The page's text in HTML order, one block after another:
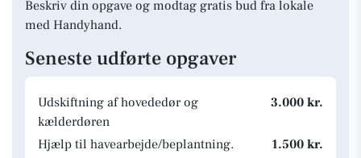
Beskriv din opgave og modtag gratis bud fra lokale
med Handyhand.
Seneste udførte opgaver
Udskiftning af hovededør og
kælderdøren
3.000 kr.
Hjælp til havearbejde/beplantning.
1.500 kr.